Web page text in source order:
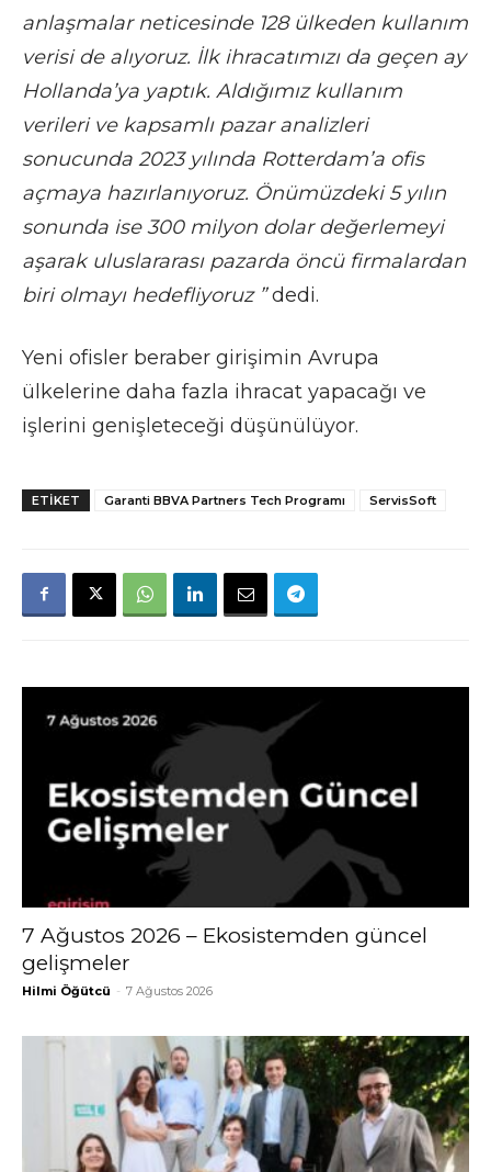
anlaşmalar neticesinde 128 ülkeden kullanım
verisi de alıyoruz. İlk ihracatımızı da geçen ay
Hollanda’ya yaptık. Aldığımız kullanım
verileri ve kapsamlı pazar analizleri
sonucunda 2023 yılında Rotterdam’a ofis
açmaya hazırlanıyoruz. Önümüzdeki 5 yılın
sonunda ise 300 milyon dolar değerlemeyi
aşarak uluslararası pazarda öncü firmalardan
biri olmayı hedefliyoruz ”dedi.
Yeni ofisler beraber girişimin Avrupa
ülkelerine daha fazla ihracat yapacağı ve
işlerini genişleteceği düşünülüyor.
ETIKET Garanti BBVA Partners Tech Programı ServisSoft
7 Ağustos 2026 – Ekosistemden güncel
gelişmeler
Hilmi Öğütcü - 7 Ağustos 2026